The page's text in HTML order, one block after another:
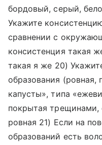
бордовый, серый,
Укажите
сравнении с
консистенция такая
такая я же 20)
образования (ровная,
капусты», типа
покрытая трещинами,
ровная 21) Если на
образований есть